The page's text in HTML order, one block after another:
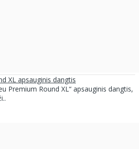
XL apsauginis dangtis
Premium Round XL“ apsauginis dangtis,